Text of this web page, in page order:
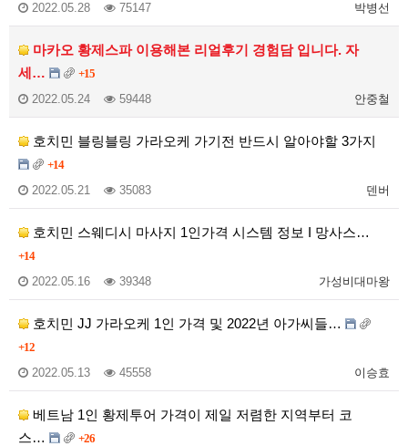
박병선
2022.05.28 75147
마카오 황제스파 이용해본 리얼후기 경험담 입니다. 자
세…
+15
안중철
2022.05.24 59448
호치민 블링블링 가라오케 가기전 반드시 알아야할 3가지
+14
덴버
2022.05.21 35083
호치민 스웨디시 마사지 1인가격 시스템 정보 I 망사스…
+14
가성비대마왕
2022.05.16 39348
호치민 JJ 가라오케 1인 가격 및 2022년 아가씨들…
+12
이승효
2022.05.13 45558
베트남 1인 황제투어 가격이 제일 저렴한 지역부터 코
스…
+26